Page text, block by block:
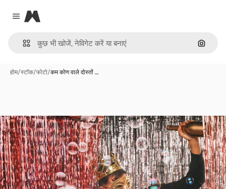
Close menu
Magnific
इमेज से
होम/स्टॉक/फोटो/कम कोण वाले दोस्तों …